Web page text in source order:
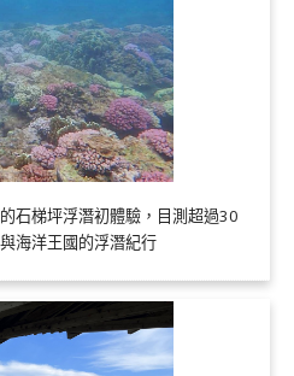
石梯坪浮潛初體驗，目測超過30
海洋王國的浮潛紀行